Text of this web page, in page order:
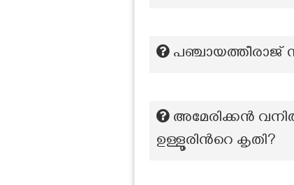
പഞ്ചായത്തീരാജ്
അമേരിക്കൻ
ഉള്ളൂരിന്‍റെ കൃതി?